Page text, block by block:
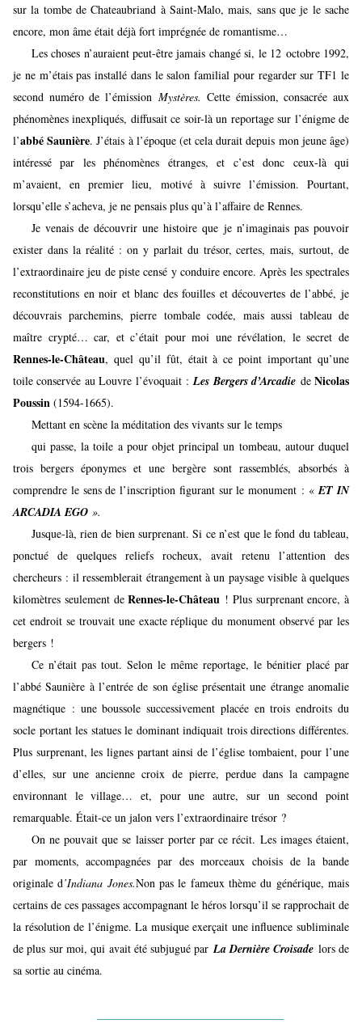
sur la tombe de Chateaubriand à Saint-Malo, mais, sans que je le sache
encore, mon âme était déjà fort imprégnée de romantisme…
Les choses n’auraient peut-être jamais changé si, le 12 octobre 1992,
je ne m’étais pas installé dans le salon familial pour regarder sur TF1 le
second numéro de l’émission Mystères. Cette émission, consacrée aux
phénomènes inexpliqués, diffusait ce soir-là un reportage sur l’énigme de
l’abbé Saunière. J’étais à l’époque (et cela durait depuis mon jeune âge)
intéressé par les phénomènes étranges, et c’est donc ceux-là qui
m’avaient, en premier lieu, motivé à suivre l’émission. Pourtant,
lorsqu’elle s’acheva, je ne pensais plus qu’à l’affaire de Rennes.
Je venais de découvrir une histoire que je n’imaginais pas pouvoir
exister dans la réalité : on y parlait du trésor, certes, mais, surtout, de
l’extraordinaire jeu de piste censé y conduire encore. Après les spectrales
reconstitutions en noir et blanc des fouilles et découvertes de l’abbé, je
découvrais parchemins, pierre tombale codée, mais aussi tableau de
maître crypté… car, et c’était pour moi une révélation, le secret de
Rennes-le-Château, quel qu’il fût, était à ce point important qu’une
toile conservée au Louvre l’évoquait :Les Bergers d’Arcadie deNicolas
Poussin (1594-1665).
Mettant en scène la méditation des vivants sur le temps
qui passe, la toile a pour objet principal un tombeau, autour duquel
trois bergers éponymes et une bergère sont rassemblés, absorbés à
comprendre le sens de l’inscription figurant sur le monument : «ET IN
ARCADIA EGO ».
Jusque-là, rien de bien surprenant. Si ce n’est que le fond du tableau,
ponctué de quelques reliefs rocheux, avait retenu l’attention des
chercheurs : il ressemblerait étrangement à un paysage visible à quelques
kilomètres seulement deRennes-le-Château ! Plus surprenant encore, à
cet endroit se trouvait une exacte réplique du monument observé par les
bergers !
Ce n’était pas tout. Selon le même reportage, le bénitier placé par
l’abbé Saunière à l’entrée de son église présentait une étrange anomalie
magnétique : une boussole successivement placée en trois endroits du
socle portant les statues le dominant indiquait trois directions différentes.
Plus surprenant, les lignes partant ainsi de l’église tombaient, pour l’une
d’elles, sur une ancienne croix de pierre, perdue dans la campagne
environnant le village… et, pour une autre, sur un second point
remarquable. Était-ce un jalon vers l’extraordinaire trésor ?
On ne pouvait que se laisser porter par ce récit. Les images étaient,
par moments, accompagnées par des morceaux choisis de la bande
originale d’Indiana Jones.Non pas le fameux thème du générique, mais
certains de ces passages accompagnant le héros lorsqu’il se rapprochait de
la résolution de l’énigme. La musique exerçait une influence subliminale
de plus sur moi, qui avait été subjugué parLa Dernière Croisade lors de
sa sortie au cinéma.